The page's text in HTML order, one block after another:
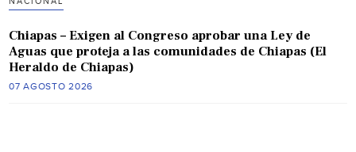
Chiapas – Exigen al Congreso aprobar una Ley de
Aguas que proteja a las comunidades de Chiapas (El
Heraldo de Chiapas)
07 AGOSTO 2026